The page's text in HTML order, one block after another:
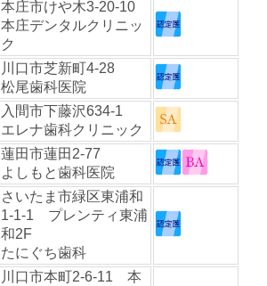
本庄市けや木3-20-10
本庄デンタルクリニッ
ク
川口市芝新町4-28
松尾歯科医院
入間市下藤沢634-1
エレナ歯科クリニック
蓮田市蓮田2-77
よしもと歯科医院
さいたま市緑区東浦和
1-1-1 プレンティ東浦
和2F
たにぐち歯科
川口市本町2-6-11 本